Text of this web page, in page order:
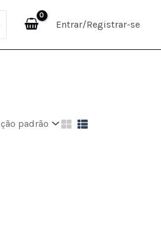
Entrar/Registrar-se